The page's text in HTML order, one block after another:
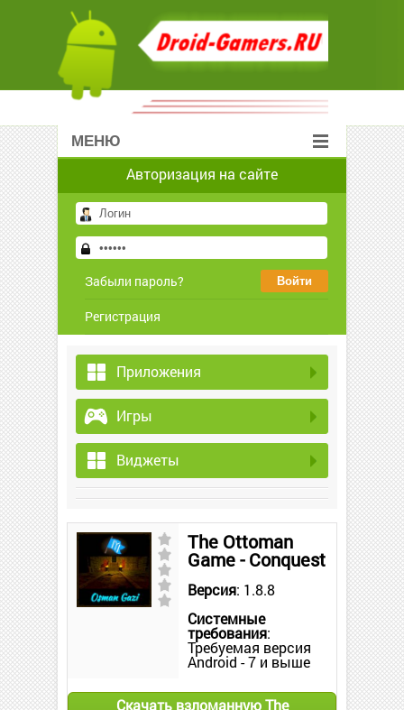
МЕНЮ
Авторизация на сайте
Забыли пароль?
Регистрация
Приложения
Игры
Виджеты
The Ottoman
Game - Conquest
Версия: 1.8.8
Системные
требования:
Требуемая версия
Android - 7 и выше
Скачать взломанную The